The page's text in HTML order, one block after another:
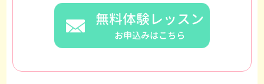
無料体験レッスン
お申込みはこちら